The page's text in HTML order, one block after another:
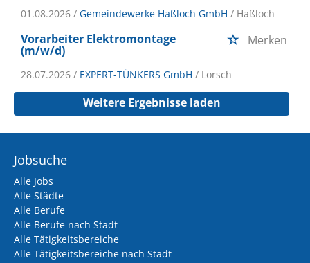
01.08.2026 / Gemeindewerke Haßloch GmbH / Haßloch
Vorarbeiter Elektromontage
(m/w/d)
Merken
28.07.2026 / EXPERT-TÜNKERS GmbH / Lorsch
Weitere Ergebnisse laden
Jobsuche
Alle Jobs
Alle Städte
Alle Berufe
Alle Berufe nach Stadt
Alle Tätigkeitsbereiche
Alle Tätigkeitsbereiche nach Stadt